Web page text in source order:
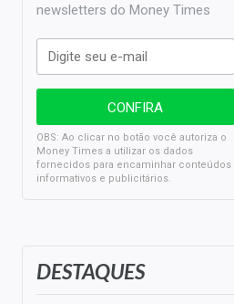
DESTAQUES
newsletters do Money Times
OBS: Ao clicar no botão você autoriza o
Money Times a utilizar os dados
fornecidos para encaminhar conteúdos
informativos e publicitários.